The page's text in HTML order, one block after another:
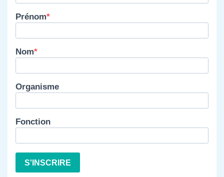
Prénom
Nom
Organisme
Fonction
S'INSCRIRE